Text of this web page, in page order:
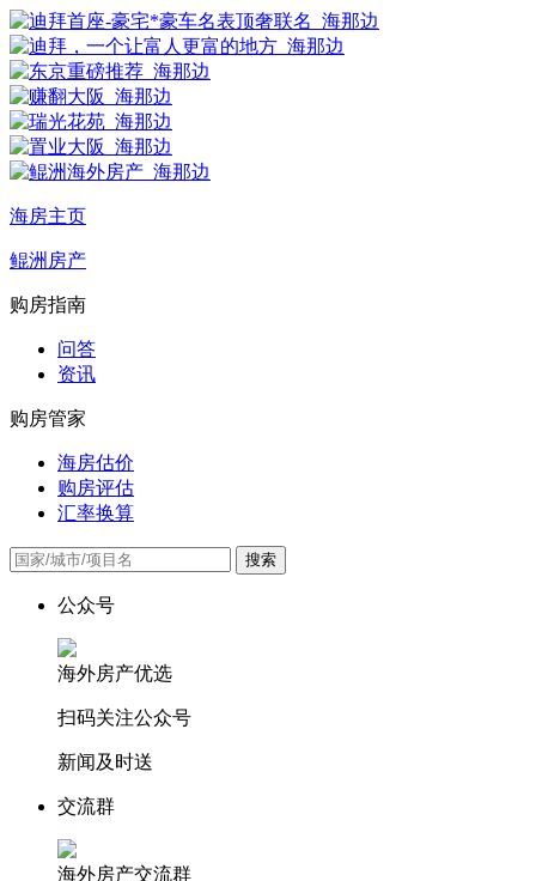
海房主页
鲲洲房产
购房指南
问答
资讯
购房管家
海房估价
购房评估
汇率换算
搜索
公众号
海外房产优选
扫码关注公众号
新闻及时送
交流群
海外房产交流群